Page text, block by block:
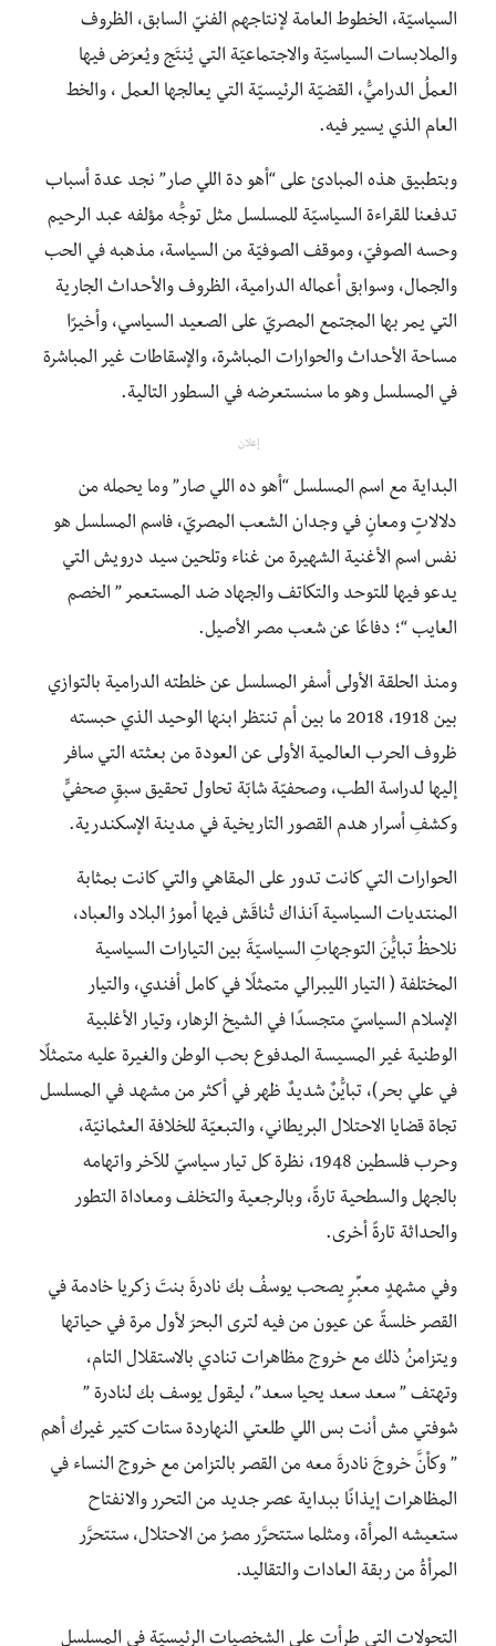
السياسيّة، الخطوط العامة لإنتاجهم الفنيّ السابق، الظروف
والملابسات السياسيّة والاجتماعيّة التي يُنتَج ويُعرَض فيها
العملُ الدراميُّ، القضيّة الرئيسيّة التي يعالجها العمل ، والخط
العام الذي يسير فيه.
وبتطبيق هذه المبادئ على “أهو دة اللي صار” نجد عدة أسباب
تدفعنا للقراءة السياسيّة للمسلسل مثل توجُّه مؤلفه عبد الرحيم
وحسه الصوفيّ، وموقف الصوفيّة من السياسة، مذهبه في الحب
والجمال، وسوابق أعماله الدرامية، الظروف والأحداث الجارية
التي يمر بها المجتمع المصريّ على الصعيد السياسي، وأخيرًا
مساحة الأحداث والحوارات المباشرة، والإسقاطات غير المباشرة
في المسلسل وهو ما سنستعرضه في السطور التالية.
إعلان
البداية مع اسم المسلسل “أهو ده اللي صار” وما يحمله من
دلالاتٍ ومعانٍ في وجدان الشعب المصريّ، فاسم المسلسل هو
نفس اسم الأغنية الشهيرة من غناء وتلحين سيد درويش التي
يدعو فيها للتوحد والتكاتف والجهاد ضد المستعمر ” الخصم
العايب “؛ دفاعًا عن شعب مصر الأصيل.
ومنذ الحلقة الأولى أسفر المسلسل عن خلطته الدرامية بالتوازي
بين 1918، 2018 ما بين أم تنتظر ابنها الوحيد الذي حبسته
ظروف الحرب العالمية الأولى عن العودة من بعثته التي سافر
إليها لدراسة الطب، وصحفيّة شابّة تحاول تحقيق سبقٍ صحفيٍّ
وكشفِ أسرار هدم القصور التاريخية في مدينة الإسكندرية.
الحوارات التي كانت تدور على المقاهي والتي كانت بمثابة
المنتديات السياسية آنذاك تُناقَش فيها أمورُ البلاد والعباد،
نلاحظُ تبايُّنَ التوجهاتِ السياسيّةَ بين التيارات السياسية
المختلفة ( التيار الليبرالي متمثلًا في كامل أفندي، والتيار
الإسلام السياسيّ متجسدًا في الشيخ الزهار، وتيار الأغلبية
الوطنية غير المسيسة المدفوع بحب الوطن والغيرة عليه متمثلًا
في علي بحر)، تبايُّنٌ شديدٌ ظهر في أكثر من مشهد في المسلسل
تجاة قضايا الاحتلال البريطاني، والتبعيّة للخلافة العثمانيّة،
وحرب فلسطين 1948، نظرة كل تيار سياسيّ للآخر واتهامه
بالجهل والسطحية تارةً، وبالرجعية والتخلف ومعاداة التطور
والحداثة تارةً أخرى.
وفي مشهدٍ معبِّرٍ يصحب يوسفُ بك نادرةَ بنتَ زكريا خادمة في
القصر خلسةً عن عيون من فيه لترى البحرَ لأول مرة في حياتها
ويتزامنُ ذلك مع خروج مظاهرات تنادي بالاستقلال التام،
وتهتف ” سعد سعد يحيا سعد”، ليقول يوسف بك لنادرة ”
شوفتي مش أنت بس اللي طلعتي النهاردة ستات كتير غيرك أهم
” وكأنَّ خروجَ نادرةَ معه من القصر بالتزامن مع خروج النساء في
المظاهرات إيذانًا ببداية عصر جديد من التحرر والانفتاح
ستعيشه المرأة، ومثلما ستتحرَّر مصرُ من الاحتلال، ستتحرَّر
المرأةُ من ربقة العادات والتقاليد.
التحولات التي طرأت على الشخصيات الرئيسيّة في المسلسل